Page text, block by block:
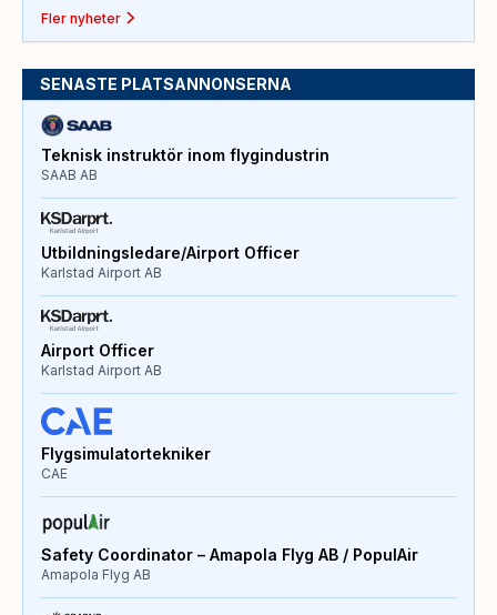
Fler nyheter
SENASTE PLATSANNONSERNA
Teknisk instruktör inom flygindustrin
SAAB AB
Utbildningsledare/Airport Officer
Karlstad Airport AB
Airport Officer
Karlstad Airport AB
Flygsimulatortekniker
CAE
Safety Coordinator – Amapola Flyg AB / PopulAir
Amapola Flyg AB